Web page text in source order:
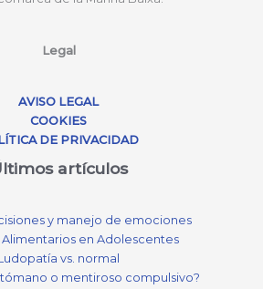
Legal
AVISO LEGAL
COOKIES
DE PRIVACIDAD
artículos
y manejo de emociones
Alimentarios en Adolescentes
vs. normal
o mentiroso compulsivo?